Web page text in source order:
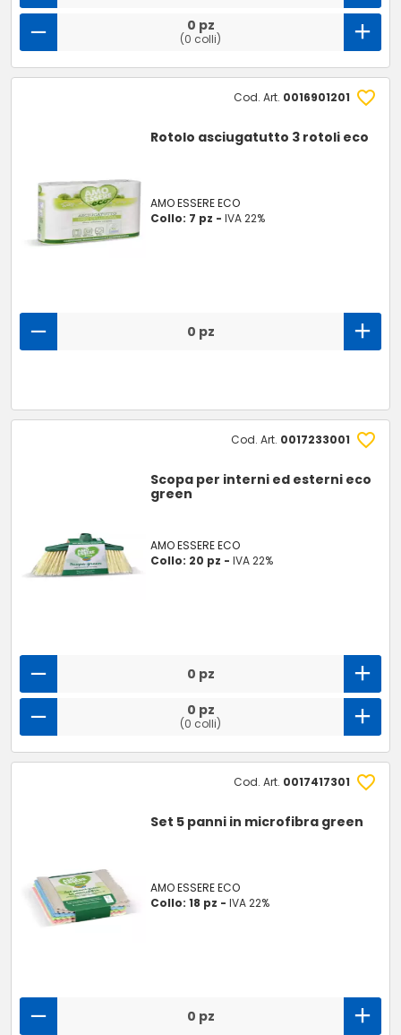
0 pz
(0 colli)
Cod. Art. 0016901201
Rotolo asciugatutto 3 rotoli eco
AMO ESSERE ECO
Collo: 7 pz -IVA 22%
0 pz
Cod. Art. 0017233001
Scopa per interni ed esterni eco
green
AMO ESSERE ECO
Collo: 20 pz -IVA 22%
0 pz
0 pz
(0 colli)
Cod. Art. 0017417301
Set 5 panni in microfibra green
AMO ESSERE ECO
Collo: 18 pz -IVA 22%
0 pz